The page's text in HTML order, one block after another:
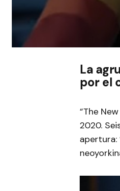
La
por el
“The
2020.
apertura: